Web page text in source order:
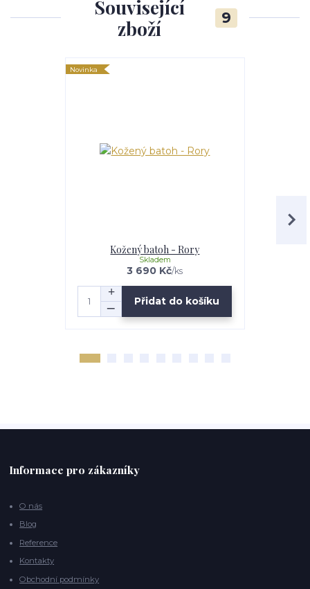
Související
zboží
9
Novinka
Kožený batoh - Rory
3 690 Kč/ks
Skladem
Přidat do košíku
Informace pro zákazníky
O nás
Blog
Reference
Kontakty
Obchodní podmínky